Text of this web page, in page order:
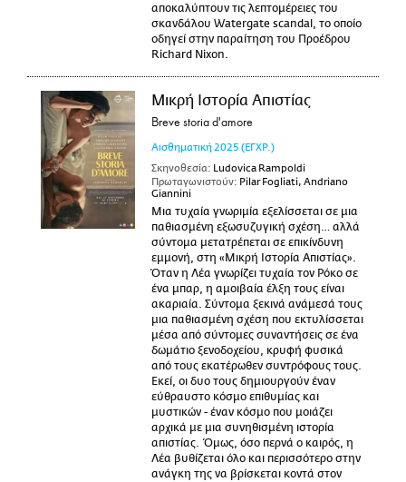
αποκαλύπτουν τις λεπτομέρειες του
σκανδάλου Watergate scandal, το οποίο
οδηγεί στην παραίτηση του Προέδρου
Richard Nixon.
Μικρή Ιστορία Απιστίας
Breve storia d'amore
Αισθηματική 2025 (ΕΓΧΡ.)
Σκηνοθεσία: Ludovica Rampoldi
Πρωταγωνιστούν: Pilar Fogliati, Andriano
Giannini
Μια τυχαία γνωριμία εξελίσσεται σε μια
παθιασμένη εξωσυζυγική σχέση… αλλά
σύντομα μετατρέπεται σε επικίνδυνη
εμμονή, στη «Μικρή Ιστορία Απιστίας».
Όταν η Λέα γνωρίζει τυχαία τον Ρόκο σε
ένα μπαρ, η αμοιβαία έλξη τους είναι
ακαριαία. Σύντομα ξεκινά ανάμεσά τους
μια παθιασμένη σχέση που εκτυλίσσεται
μέσα από σύντομες συναντήσεις σε ένα
δωμάτιο ξενοδοχείου, κρυφή φυσικά
από τους εκατέρωθεν συντρόφους τους.
Εκεί, οι δυο τους δημιουργούν έναν
εύθραυστο κόσμο επιθυμίας και
μυστικών - έναν κόσμο που μοιάζει
αρχικά με μια συνηθισμένη ιστορία
απιστίας. Όμως, όσο περνά ο καιρός, η
Λέα βυθίζεται όλο και περισσότερο στην
ανάγκη της να βρίσκεται κοντά στον